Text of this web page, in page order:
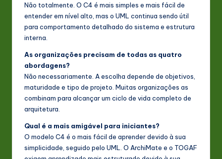
Não totalmente. O C4 é mais simples e mais fácil de
entender em nível alto, mas o UML continua sendo útil
para comportamento detalhado do sistema e estrutura
interna.
As organizações precisam de todas as quatro
abordagens?
Não necessariamente. A escolha depende de objetivos,
maturidade e tipo de projeto. Muitas organizações as
combinam para alcançar um ciclo de vida completo de
arquitetura.
Qual é a mais amigável para iniciantes?
O modelo C4 é o mais fácil de aprender devido à sua
simplicidade, seguido pelo UML. O ArchiMate e o TOGAF